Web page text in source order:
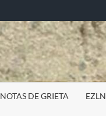
NOTAS DE GRIETA EZLN